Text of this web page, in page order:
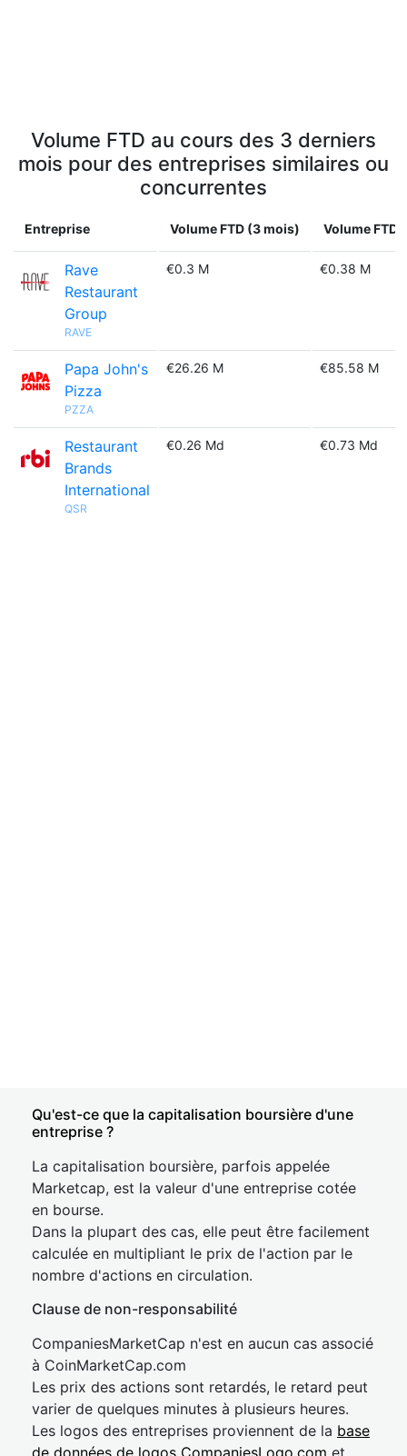
Volume FTD au cours des 3 derniers
mois pour des entreprises similaires ou
concurrentes
Entreprise Volume FTD (3 mois) Volume FTD
Rave
Restaurant
Group
RAVE
€0.3 M €0.38 M
Papa John's
Pizza
PZZA
€26.26 M €85.58 M
Restaurant
Brands
International
QSR
€0.26 Md €0.73 Md
Qu'est-ce que la capitalisation boursière d'une
entreprise ?
La capitalisation boursière, parfois appelée
Marketcap, est la valeur d'une entreprise cotée
en bourse.
Dans la plupart des cas, elle peut être facilement
calculée en multipliant le prix de l'action par le
nombre d'actions en circulation.
Clause de non-responsabilité
CompaniesMarketCap n'est en aucun cas associé
à CoinMarketCap.com
Les prix des actions sont retardés, le retard peut
varier de quelques minutes à plusieurs heures.
Les logos des entreprises proviennent de la base
de données de logos CompaniesLogo.com et